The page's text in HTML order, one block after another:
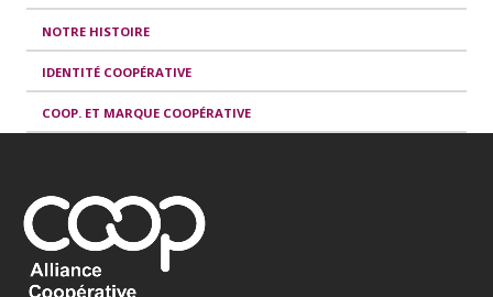
NOTRE HISTOIRE
IDENTITÉ COOPÉRATIVE
COOP. ET MARQUE COOPÉRATIVE